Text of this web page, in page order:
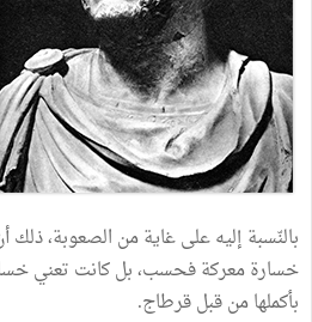
بالنّسبة إليه على غاية من الصعوبة،
خسارة معركة فحسب، بل كانت تعني
بأكملها من قبل قرطاج.